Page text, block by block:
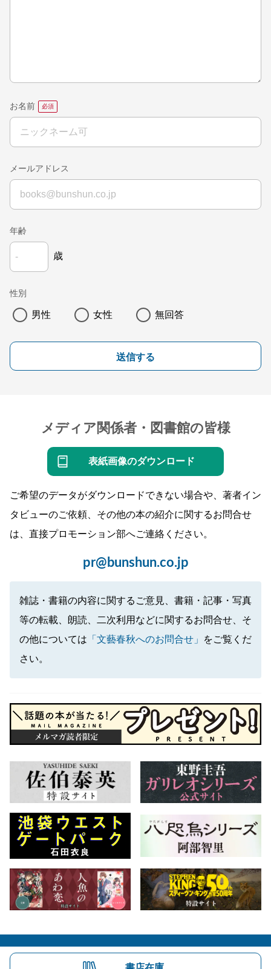
お名前
メールアドレス
年齢
歳
性別
男性 女性 無回答
送信する
メディア関係者・図書館の皆様
表紙画像のダウンロード
ご希望のデータがダウンロードできない場合や、著者イン
タビューのご依頼、その他の本の紹介に関するお問合せ
は、直接プロモーション部へご連絡ください。
pr@bunshun.co.jp
雑誌・書籍の内容に関するご意見、書籍・記事・写真
等の転載、朗読、二次利用などに関するお問合せ、そ
の他については 「文藝春秋へのお問合せ」
をご覧くだ
さい。
会社概要 自費出版のご案内 お問合せ